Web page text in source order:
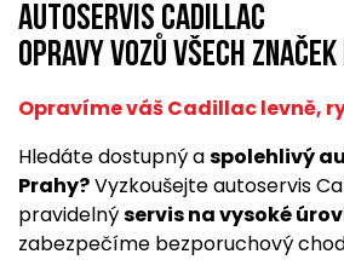
Autoservis Cadillac
opravy vozů všech značek
Opravíme váš Cadillac levně,
Hledáte dostupný aspolehlivý
Prahy?Vyzkoušejte autoservis
pravidelnýservis na vysoké
zabezpečíme bezporuchový